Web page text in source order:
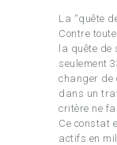
La “quête
Contre
la quête
seulement
changer de
dans un
critère ne
Ce constat
actifs en